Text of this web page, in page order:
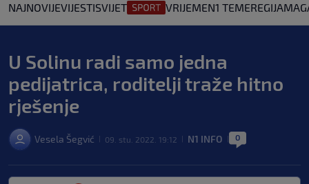
NAJNOVIJEVIJESTISVIJET VRIJEMEN1 TEMEREGIJA
U Solinu radi samo jedna
pedijatrica, roditelji traže hitno
rješenje
Vesela Šegvić 09. stu. 2022. 19:12 N1 INFO 0